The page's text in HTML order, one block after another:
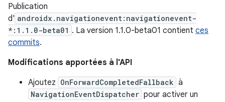
Publication
d' androidx.navigationevent:navigationevent-
*:1.1.0-beta01 . La version 1.1.0-beta01 contient ces
commits.
Modifications apportées à l'API
Ajoutez OnForwardCompletedFallback à
NavigationEventDispatcher pour activer un